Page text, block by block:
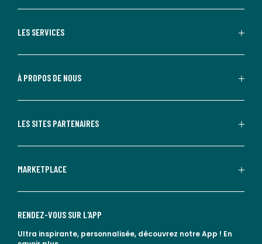
LES SERVICES
À PROPOS DE NOUS
LES SITES PARTENAIRES
MARKETPLACE
RENDEZ-VOUS SUR L'APP
Ultra inspirante, personnalisée, découvrez notre App ! En